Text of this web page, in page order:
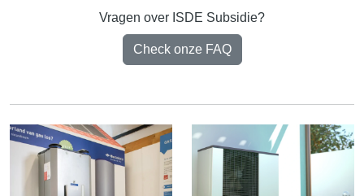
Vragen over ISDE Subsidie?
Check onze FAQ